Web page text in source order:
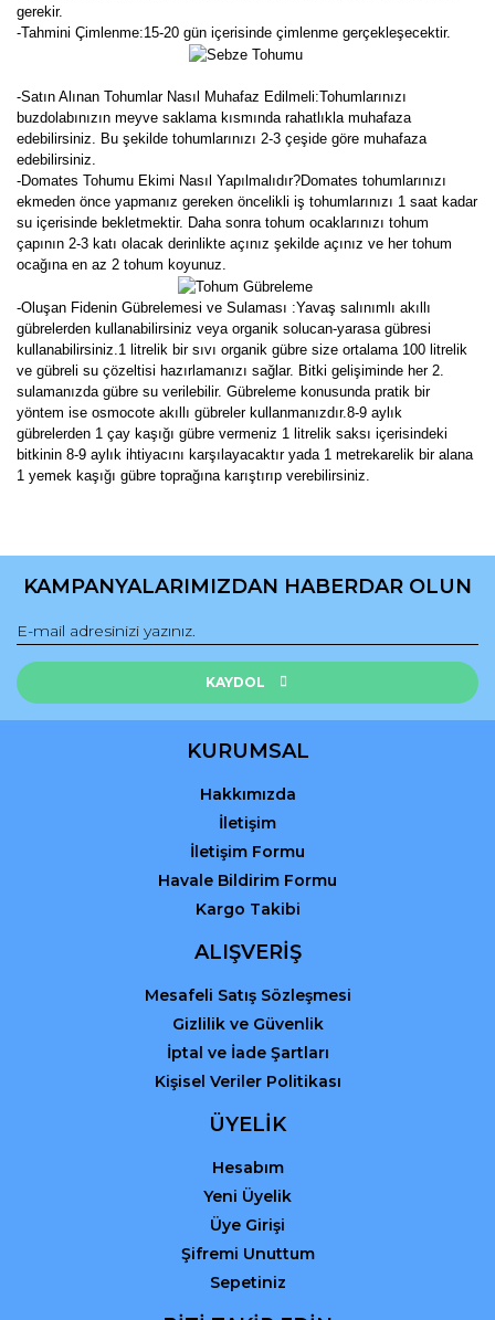
gerekir.
-Tahmini Çimlenme:15-20 gün içerisinde çimlenme gerçekleşecektir.
-Satın Alınan Tohumlar Nasıl Muhafaz Edilmeli:Tohumlarınızı
buzdolabınızın meyve saklama kısmında rahatlıkla muhafaza
edebilirsiniz. Bu şekilde tohumlarınızı 2-3 çeşide göre muhafaza
edebilirsiniz.
-Domates Tohumu Ekimi Nasıl Yapılmalıdır?Domates tohumlarınızı
ekmeden önce yapmanız gereken öncelikli iş tohumlarınızı 1 saat kadar
su içerisinde bekletmektir. Daha sonra tohum ocaklarınızı tohum
çapının 2-3 katı olacak derinlikte açınız şekilde açınız ve her tohum
ocağına en az 2 tohum koyunuz.
-Oluşan Fidenin Gübrelemesi ve Sulaması :Yavaş salınımlı akıllı
gübrelerden kullanabilirsiniz veya organik solucan-yarasa gübresi
kullanabilirsiniz.1 litrelik bir sıvı organik gübre size ortalama 100 litrelik
ve gübreli su çözeltisi hazırlamanızı sağlar. Bitki gelişiminde her 2.
sulamanızda gübre su verilebilir. Gübreleme konusunda pratik bir
yöntem ise osmocote akıllı gübreler kullanmanızdır.8-9 aylık
gübrelerden 1 çay kaşığı gübre vermeniz 1 litrelik saksı içerisindeki
bitkinin 8-9 aylık ihtiyacını karşılayacaktır yada 1 metrekarelik bir alana
1 yemek kaşığı gübre toprağına karıştırıp verebilirsiniz.
konularda yetersiz gördüğünüz noktaları öneri formunu
Görüş ve önerileriniz için teşekkür ederiz.
Ürün resmi kalitesiz, bozuk veya görüntülenemiyor.
Ürün açıklamasında eksik bilgiler bulunuyor.
Ürün fiyatı diğer sitelerden daha pahalı.
Gönder
KAMPANYALARIMIZDAN HABERDAR OLUN
KAYDOL
KURUMSAL
Hakkımızda
İletişim
İletişim Formu
Havale Bildirim Formu
Kargo Takibi
ALIŞVERİŞ
Mesafeli Satış Sözleşmesi
Gizlilik ve Güvenlik
İptal ve İade Şartları
Kişisel Veriler Politikası
ÜYELİK
Hesabım
Yeni Üyelik
Üye Girişi
Şifremi Unuttum
Sepetiniz